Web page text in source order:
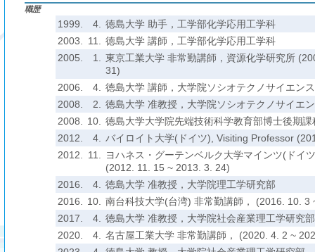
職歴
1999. 4.
徳島大学 助手，工学部化学応用工学科
2003.
11.
徳島大学 講師，工学部化学応用工学科
2005.
1.
東京工業大学 非常勤講師，資源化学研究所
31)
2006.
4.
徳島大学 講師，大学院ソシオテクノサイエン
2008.
2.
徳島大学 准教授，大学院ソシオテクノサイエ
2008.
10.
徳島大学大学院先端技術科学教育部博士後期
2012.
4.
バイロイト大学(ドイツ), Visiting Professor
2012.
11.
ヨハネス・グーテンベルク大学マインツ(ドイ
(2012. 11. 15 ~ 2013. 3. 24)
2016.
4.
徳島大学 准教授，大学院理工学研究部
2016.
10.
南台科技大学(台湾) 非常勤講師， (2016. 10. 3
2017.
4.
徳島大学 准教授，大学院社会産業理工学研究部
2020.
4.
名古屋工業大学 非常勤講師， (2020. 4. 2 ~